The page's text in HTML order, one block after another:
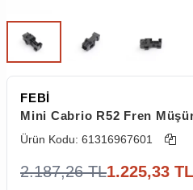
FEBİ
Mini Cabrio R52 Fren
Ürün Kodu: 61316967601
2.187,26 TL1.225,33 TL